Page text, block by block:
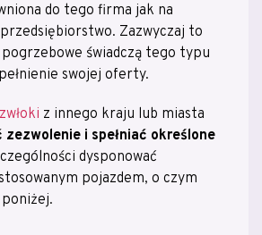
do tego firma jak na
Zazwyczaj to
pogrzebowe świadczą tego typu
swojej oferty.
z innego kraju lub miasta
i spełniać określone
dysponować
pojazdem, o czym